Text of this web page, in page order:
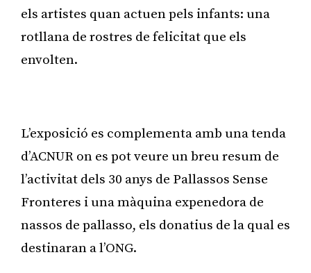
els artistes quan actuen pels infants: una
rotllana de rostres de felicitat que els
envolten.
L’exposició es complementa amb una tenda
d’ACNUR on es pot veure un breu resum de
l’activitat dels 30 anys de Pallassos Sense
Fronteres i una màquina expenedora de
nassos de pallasso, els donatius de la qual es
destinaran a l’ONG.